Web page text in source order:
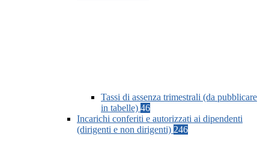
Tassi di assenza trimestrali (da pubblicare
in tabelle) 46
Incarichi conferiti e autorizzati ai dipendenti
(dirigenti e non dirigenti) 246